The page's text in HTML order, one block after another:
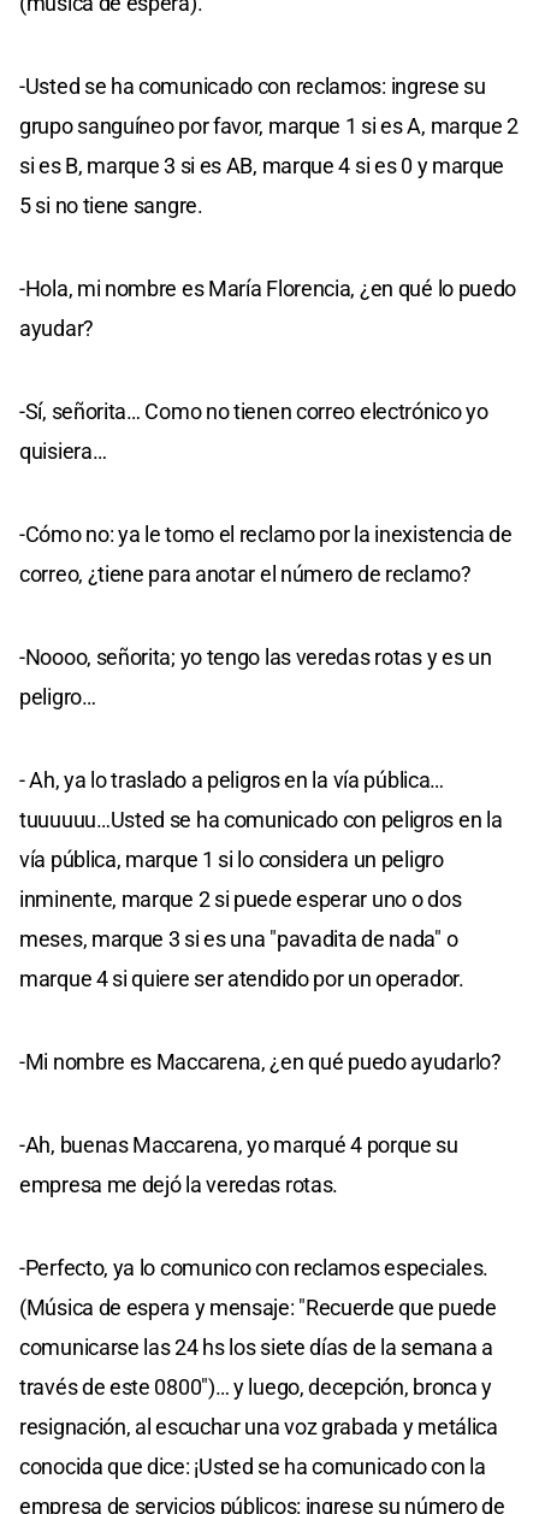
-Usted se ha comunicado con reclamos: ingrese su
grupo sanguíneo por favor, marque 1 si es A, marque 2
si es B, marque 3 si es AB, marque 4 si es 0 y marque
5 si no tiene sangre.
-Hola, mi nombre es María Florencia, ¿en qué lo puedo
ayudar?
-Sí, señorita… Como no tienen correo electrónico yo
quisiera…
-Cómo no: ya le tomo el reclamo por la inexistencia de
correo, ¿tiene para anotar el número de reclamo?
-Noooo, señorita; yo tengo las veredas rotas y es un
peligro…
- Ah, ya lo traslado a peligros en la vía pública…
tuuuuuu…Usted se ha comunicado con peligros en la
vía pública, marque 1 si lo considera un peligro
inminente, marque 2 si puede esperar uno o dos
meses, marque 3 si es una "pavadita de nada" o
marque 4 si quiere ser atendido por un operador.
-Mi nombre es Maccarena, ¿en qué puedo ayudarlo?
-Ah, buenas Maccarena, yo marqué 4 porque su
empresa me dejó la veredas rotas.
-Perfecto, ya lo comunico con reclamos especiales.
(Música de espera y mensaje: "Recuerde que puede
comunicarse las 24 hs los siete días de la semana a
través de este 0800")… y luego, decepción, bronca y
resignación, al escuchar una voz grabada y metálica
conocida que dice: ¡Usted se ha comunicado con la
empresa de servicios públicos: ingrese su número de